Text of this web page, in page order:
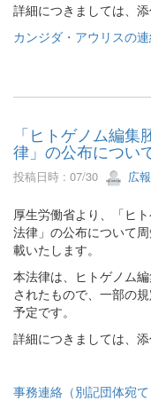
詳細につきましては、
カンジダ・アウリスの
「ヒトゲノム編
律」の公布につい
投稿日時 : 07/30 広
厚生労働省より、「ヒ
法律」の公布について
載いたします。
本法律は、ヒトゲノム
されたもので、一部の
予定です。
詳細につきましては、添
事務連絡（別記団体宛